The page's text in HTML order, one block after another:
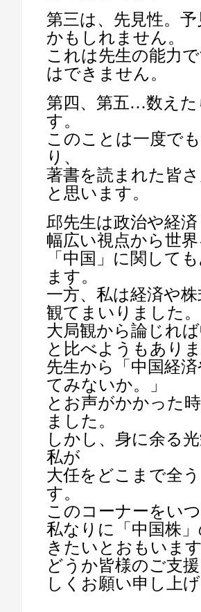
第三は、先見性。
かもしれません。
これは先生の能力
はできません。
第四、第五…数え
す。
このことは一度で
り、
著書を読まれた皆
と思います。
邱先生は政治や経
幅広い視点から世
「中国」に関して
ます。
一方、私は経済や
観てまいりました。
大局観から論じれ
と比べようもあり
先生から「中国経
てみないか。」
とお声がかかった
ました。
しかし、身に余る
私が
大任をどこまで全
す。
このコーナーをい
私なりに「中国株
きたいとおもいま
どうか皆様のご支
しくお願い申し上